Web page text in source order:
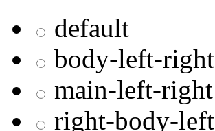
default
body-left-right
main-left-right
right-body-left